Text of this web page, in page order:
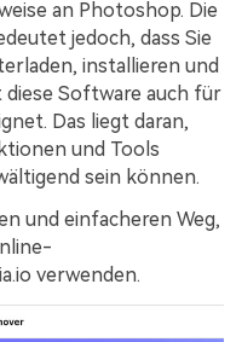
an Photoshop. Die
jedoch, dass Sie
installieren und
diese Software auch für
Das liegt daran,
und Tools
sein können.
und einfacheren Weg,
verwenden.